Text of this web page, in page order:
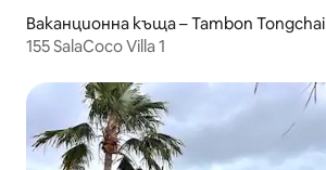
Ваканционна къща – Tambon Tongchai
155 SalaCoco Villa 1